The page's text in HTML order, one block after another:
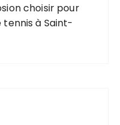
choisir pour
à Saint-